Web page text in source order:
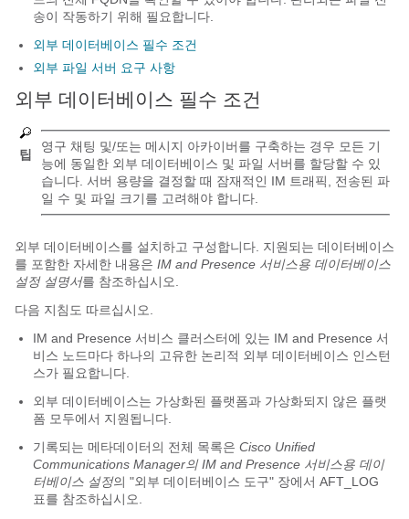
송이 작동하기 위해 필요합니다.
외부 데이터베이스 필수 조건
외부 파일 서버 요구 사항
외부 데이터베이스 필수 조건
팁
영구 채팅 및/또는 메시지 아카이버를 구축하는 경우 모든 기
능에 동일한 외부 데이터베이스 및 파일 서버를 할당할 수 있
습니다. 서버 용량을 결정할 때 잠재적인 IM 트래픽, 전송된 파
일 수 및 파일 크기를 고려해야 합니다.
외부 데이터베이스를 설치하고 구성합니다. 지원되는 데이터베이스
를 포함한 자세한 내용은 IM and Presence 서비스용 데이터베이스
설정 설명서를 참조하십시오.
다음 지침도 따르십시오.
IM and Presence 서비스 클러스터에 있는 IM and Presence 서
비스 노드마다 하나의 고유한 논리적 외부 데이터베이스 인스턴
스가 필요합니다.
외부 데이터베이스는 가상화된 플랫폼과 가상화되지 않은 플랫
폼 모두에서 지원됩니다.
기록되는 메타데이터의 전체 목록은 Cisco Unified
Communications Manager의 IM and Presence 서비스용 데이
터베이스 설정의 "외부 데이터베이스 도구" 장에서 AFT_LOG
표를 참조하십시오.